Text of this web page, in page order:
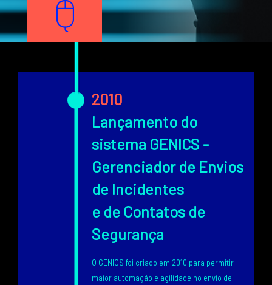
2010
Lançamento do
sistema GENICS -
Gerenciador de Envios
de Incidentes
e de Contatos de
Segurança
O GENICS foi criado em 2010 para permitir
maior automação e agilidade no envio de